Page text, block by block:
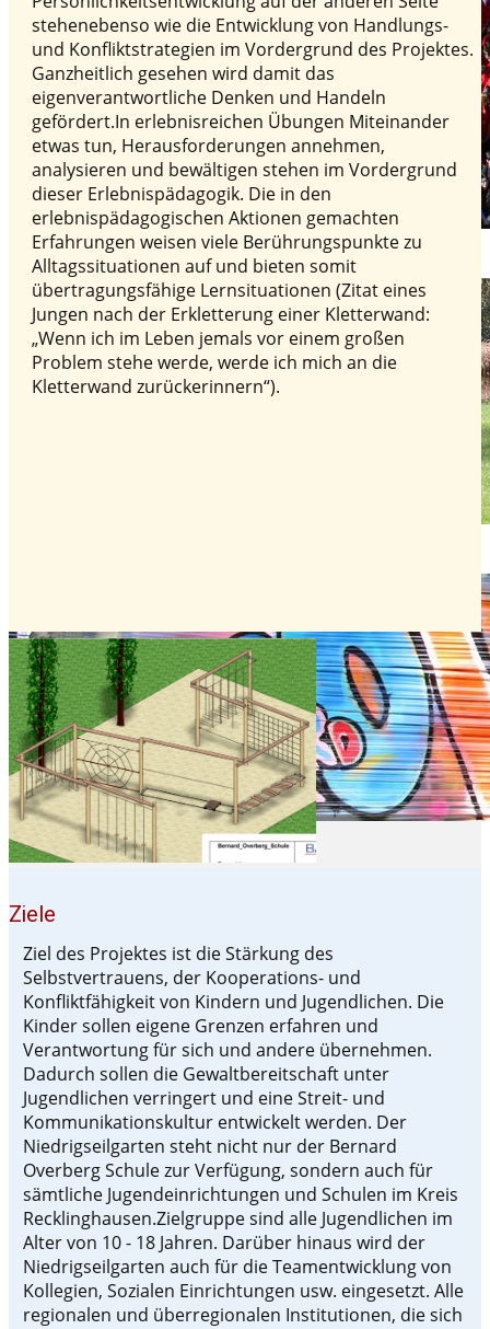
stehenebenso wie die Entwicklung von Handlungs-
und Konfliktstrategien im Vordergrund des Projektes.
Ganzheitlich gesehen wird damit das
eigenverantwortliche Denken und Handeln
gefördert.In erlebnisreichen Übungen Miteinander
etwas tun, Herausforderungen annehmen,
analysieren und bewältigen stehen im Vordergrund
dieser Erlebnispädagogik. Die in den
erlebnispädagogischen Aktionen gemachten
Erfahrungen weisen viele Berührungspunkte zu
Alltagssituationen auf und bieten somit
übertragungsfähige Lernsituationen (Zitat eines
Jungen nach der Erkletterung einer Kletterwand:
„Wenn ich im Leben jemals vor einem großen
Problem stehe werde, werde ich mich an die
Kletterwand zurückerinnern“).
Ziele
Ziel des Projektes ist die Stärkung des
Selbstvertrauens, der Kooperations- und
Konfliktfähigkeit von Kindern und Jugendlichen. Die
Kinder sollen eigene Grenzen erfahren und
Verantwortung für sich und andere übernehmen.
Dadurch sollen die Gewaltbereitschaft unter
Jugendlichen verringert und eine Streit- und
Kommunikationskultur entwickelt werden. Der
Niedrigseilgarten steht nicht nur der Bernard
Overberg Schule zur Verfügung, sondern auch für
sämtliche Jugendeinrichtungen und Schulen im Kreis
Recklinghausen.Zielgruppe sind alle Jugendlichen im
Alter von 10 - 18 Jahren. Darüber hinaus wird der
Niedrigseilgarten auch für die Teamentwicklung von
Kollegien, Sozialen Einrichtungen usw. eingesetzt. Alle
regionalen und überregionalen Institutionen, die sich